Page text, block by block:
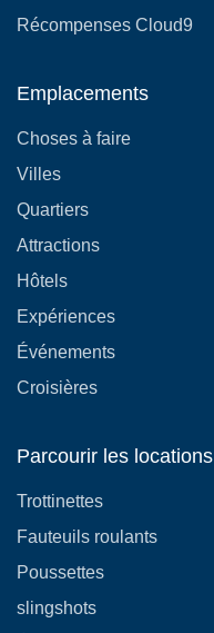
Récompenses Cloud9
Emplacements
Choses à faire
Villes
Quartiers
Attractions
Hôtels
Expériences
Événements
Croisières
Parcourir les locations
Trottinettes
Fauteuils roulants
Poussettes
slingshots